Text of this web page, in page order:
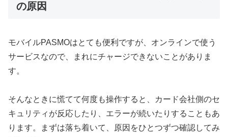
の原因
モバイルPASMOはとても便利ですが、オンラインで使う
サービスなので、まれにチャージできないことがありま
す。
そんなときに慌てて何度も操作すると、カード会社側のセ
キュリティが反応したり、エラーが続いたりすることもあ
ります。まずは落ち着いて、原因をひとつずつ確認してみ